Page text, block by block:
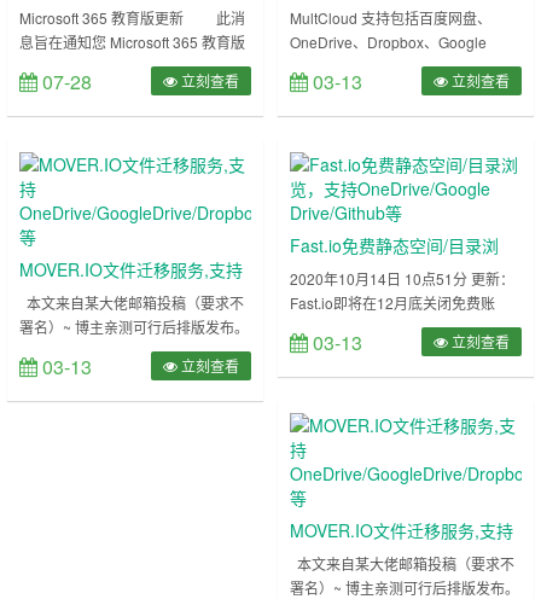
Microsoft 365 教育版更新 此消
息旨在通知您 Microsoft 365 教育版
即将推出两项更新，这些更新将于
2023 年 8 月 1 日公开。重要提示：
在 8 月 1 日公开之前，请勿与客户
将于 2024 年 8 月 1 日停用。
Microsoft将停用 Office ……
07-28 立刻查看
线服务，支持百度网盘！
MultCloud 支持包括百度网盘、
OneDrive、Dropbox、Google
Drive、MEGA、FTP服务器等在内
的超过30种线上存储服务！ 无需注
册即可使用！部分老账号支持2T的
其他类似平台：Air Explorer
/ MOVER.IO 官网地址
https://www.multcloud.com/cn/……
03-13 立刻查看
MOVER.IO文件迁移服务,支持
OneDrive/GoogleDrive/Dropbox
等
本文来自某大佬邮箱投稿（要求不
署名）~ 博主亲测可行后排版发布。
本文主要介绍一个服务平台能支持国
外主流云存储服务文件数据的迁移复
制，并且是免费的！！传输速度还是
03-13 立刻查看
Fast.io免费静态空间/目录浏
览，支持OneDrive/Google
Drive/Github等
2020年10月14日 10点51分 更新：
Fast.io即将在12月底关闭免费账
号，只提供免费试用（刚才尝试登陆
一下我的账号发现账号被ban了
~~）。 我们已听取您的反馈，并要
个月中，我们将扩大和缩小产品范
围，以关注关键用户需求。 我们还
将淘汰我们的免费服务层，而专注于
免费试用。这一变化使我们能够专注
于为客户提供更好的支……
03-13 立刻查看
MOVER.IO文件迁移服务,支持
OneDrive/GoogleDrive/Dropbox
等
本文来自某大佬邮箱投稿（要求不
署名）~ 博主亲测可行后排版发布。